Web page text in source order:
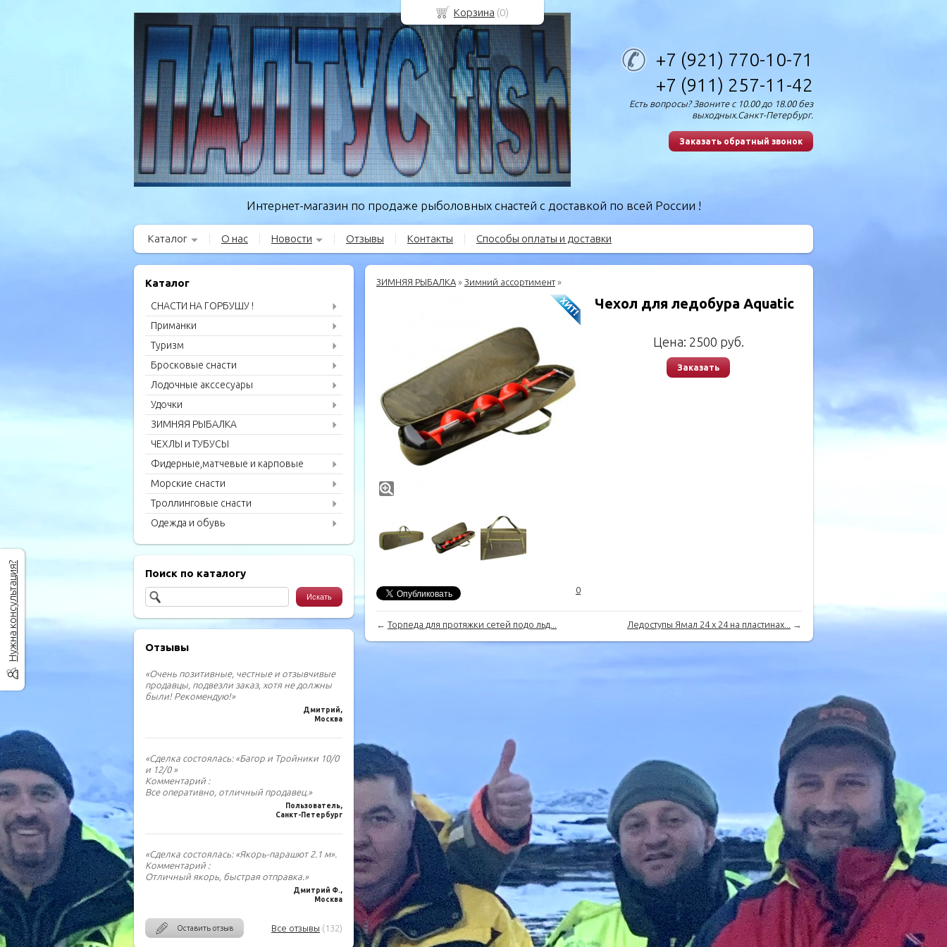
+7 (921) 770-10-71
+7 (911) 257-11-42
Есть вопросы? Звоните с 10.00 до 18.00 без
выходных.Санкт-Петербург.
Заказать обратный звонок
Интернет-магазин по продаже рыболовных снастей с доставкой по всей России !
Каталог О нас Новости Отзывы Контакты Способы оплаты и доставки
Каталог
СНАСТИ НА ГОРБУШУ !
Приманки
Туризм
Бросковые снасти
Лодочные акссесуары
Удочки
ЗИМНЯЯ РЫБАЛКА
ЧЕХЛЫ и ТУБУСЫ
Фидерные,матчевые и карповые
удилища
Морские снасти
Троллинговые снасти
Одежда и обувь
Поиск по каталогу
Отзывы
«Очень позитивные, честные и отзывчивые
продавцы, подвезли заказ, хотя не должны
были! Рекомендую!»
Дмитрий,
Москва
«Сделка состоялась: «Багор и Тройники 10/0
и 12/0 »
Комментарий :
Все оперативно, отличный продавец.»
Пользователь,
Санкт-Петербург
«Сделка состоялась: «Якорь-парашют 2.1 м».
Комментарий :
Отличный якорь, быстрая отправка.»
Дмитрий Ф.,
Москва
Оставить отзыв Все отзывы (132)
ЗИМНЯЯ РЫБАЛКА » Зимний ассортимент»
0
Чехол для ледобура Aquatic
Цена: 2500 руб.
Заказать
← Торпеда для протяжки сетей подо льд... Ледоступы Ямал 24 х 24 на пластинах... →
Нужна консультация?
Корзина (0)